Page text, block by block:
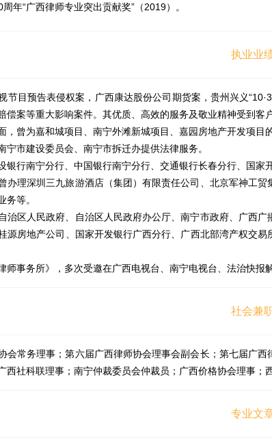
年“广西律师专业突出贡献奖”（2019）。
执业业
节目预告表侵权案，广西康达股份公司期货案，贵州兴义
偿案等重大影响案件。其优质、高效的服务及敬业精神受到客
，曾为嘉和城项目、南宁外滩新城项目、嘉园房地产开发项目
宁市建设委员会、南宁市拆迁办提供法律服务。
银行南宁分行、中国银行南宁分行、交通银行长春分行、国家
办理深圳三九旅游酒店（集团）有限责任公司、北京军神工
务等。
治区人民政府、自治区人民政府办公厅、南宁市政府、广西
源房地产公司、国家开发银行广西分行、广西北部湾产权交
师事务所》，多次受邀在广西电视台、南宁电视台、法治快报
社会兼
会常务理事；第六届广西律师协会理事会副会长；第七届广
西社科联理事；南宁仲裁委员会仲裁员；广西价格协会理事；
专业文